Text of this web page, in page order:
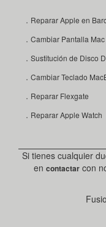
．Reparar Apple en
．Cambiar Pantalla Mac
．Sustitución de Disco
．Cambiar Teclado
．Reparar Flexgate
．Reparar Apple Watch
Si tienes cualquier
en contactarcon